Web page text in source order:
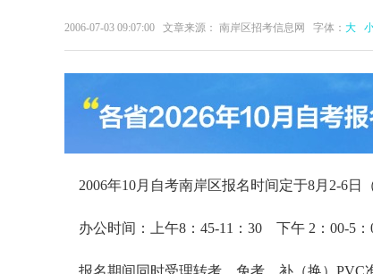
2006-07-03 09:07:00 文章来源： 南岸区招考信息网 字体： 大
2006年10月自考南岸区报名时间定于8月2-6日
办公时间：上午8：45-11：30 下午 2：00-5：
报名期间同时受理转考、免考、补（换）PVC